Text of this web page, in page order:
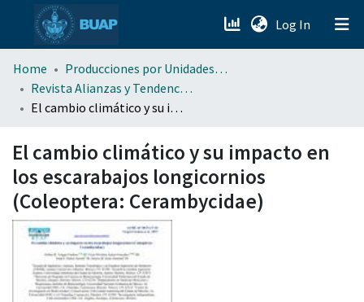
Log In (current)
menu.section.about_menu
All of DSpace
Home
Producciones por Unidades Académicas
Revista Alianzas y Tendencias BUAP (AyTBUAP)
El cambio climático y su impacto en los escarabajos longicornios (Coleoptera: Cerambycidae)
El cambio climático y su impacto en
los escarabajos longicornios
(Coleoptera: Cerambycidae)